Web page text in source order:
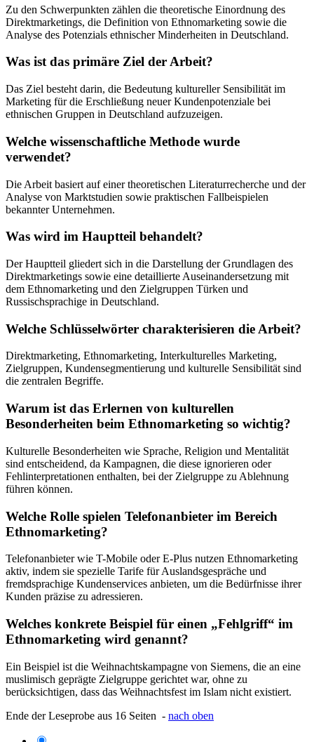
Zu den Schwerpunkten zählen die theoretische Einordnung des
Direktmarketings, die Definition von Ethnomarketing sowie die
Analyse des Potenzials ethnischer Minderheiten in Deutschland.
Was ist das primäre Ziel der Arbeit?
Das Ziel besteht darin, die Bedeutung kultureller Sensibilität im
Marketing für die Erschließung neuer Kundenpotenziale bei
ethnischen Gruppen in Deutschland aufzuzeigen.
Welche wissenschaftliche Methode wurde
verwendet?
Die Arbeit basiert auf einer theoretischen Literaturrecherche und der
Analyse von Marktstudien sowie praktischen Fallbeispielen
bekannter Unternehmen.
Was wird im Hauptteil behandelt?
Der Hauptteil gliedert sich in die Darstellung der Grundlagen des
Direktmarketings sowie eine detaillierte Auseinandersetzung mit
dem Ethnomarketing und den Zielgruppen Türken und
Russischsprachige in Deutschland.
Welche Schlüsselwörter charakterisieren die Arbeit?
Direktmarketing, Ethnomarketing, Interkulturelles Marketing,
Zielgruppen, Kundensegmentierung und kulturelle Sensibilität sind
die zentralen Begriffe.
Warum ist das Erlernen von kulturellen
Besonderheiten beim Ethnomarketing so wichtig?
Kulturelle Besonderheiten wie Sprache, Religion und Mentalität
sind entscheidend, da Kampagnen, die diese ignorieren oder
Fehlinterpretationen enthalten, bei der Zielgruppe zu Ablehnung
führen können.
Welche Rolle spielen Telefonanbieter im Bereich
Ethnomarketing?
Telefonanbieter wie T-Mobile oder E-Plus nutzen Ethnomarketing
aktiv, indem sie spezielle Tarife für Auslandsgespräche und
fremdsprachige Kundenservices anbieten, um die Bedürfnisse ihrer
Kunden präzise zu adressieren.
Welches konkrete Beispiel für einen „Fehlgriff“ im
Ethnomarketing wird genannt?
Ein Beispiel ist die Weihnachtskampagne von Siemens, die an eine
muslimisch geprägte Zielgruppe gerichtet war, ohne zu
berücksichtigen, dass das Weihnachtsfest im Islam nicht existiert.
Ende der Leseprobe aus 16 Seiten - nach oben